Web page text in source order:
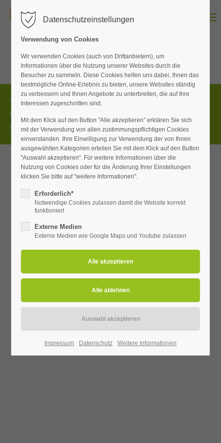
Der Eintrag "offcanvas-col1" existiert leider nicht.
Der Eintrag "offcanvas-col2" existiert leider nicht.
Der Eintrag "offcanvas-col3" existiert leider nicht.
Der Eintrag "offcanvas-col4" existiert leider nicht.
Copyright 2026. All Rights Reserved.
Einstellungen
Garantiebestimmungen
Datenschutzeinstellungen
Verwendung von Cookies
Wir verwenden Cookies (auch von Drittanbietern), um
Informationen über die Nutzung unserer Websites durch die
Besucher zu sammeln. Diese Cookies helfen uns dabei, Ihnen das
bestmögliche Online-Erlebnis zu bieten, unsere Websites ständig
zu verbessern und Ihnen Angebote zu unterbreiten, die auf Ihre
Interessen zugeschnitten sind.
Mit dem Klick auf den Button "Alle akzeptieren" erklären Sie sich
mit der Verwendung von allen zustimmungspflichtigen Cookies
einverstanden. Ihre Einwilligung zur Verwendung der von Ihnen
ausgewählten Kategorien erteilen Sie mit dem Klick auf den Button
"Auswahl akzeptieren". Für weitere Informationen über die
Nutzung von Cookies oder für die Änderung Ihrer Einstellungen
klicken Sie bitte auf "weitere Informationen".
Erforderlich*
Notwendige Cookies zulassen damit die Website korrekt
funktioniert
Externe Medien
Externe Medien wie Google Maps und Youtube zulassen
Impressum Datenschutz Weitere Informationen